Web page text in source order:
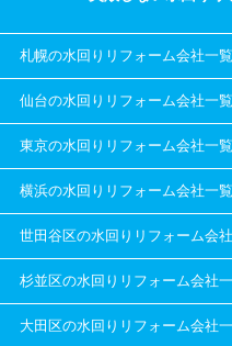
札幌の水回りリフォーム会社一覧
仙台の水回りリフォーム会社一覧
東京の水回りリフォーム会社一覧
横浜の水回りリフォーム会社一覧
世田谷区の水回りリフォーム会
杉並区の水回りリフォーム会社
大田区の水回りリフォーム会社